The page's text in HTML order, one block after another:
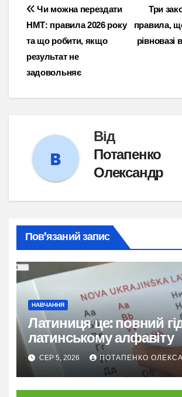
Навігація
записів
Три
правила,
Чи можна перездати
НМТ: правила 2026 року
та що робити, якщо
результат не
задовольняє
Від
Потапенко
Олександр
Пов’язаний запис
НАВЧАННЯ
Латиниця це: повний
латинському алфавіту
СЕР 5, 2026 ПОТАПЕНКО